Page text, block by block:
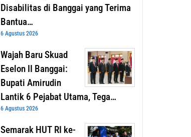
Disabilitas di Banggai yang Terima
Bantua…
6 Agustus 2026
Wajah Baru Skuad
Eselon II Banggai:
Bupati Amirudin
Lantik 6 Pejabat Utama, Tega…
6 Agustus 2026
Semarak HUT RI ke-